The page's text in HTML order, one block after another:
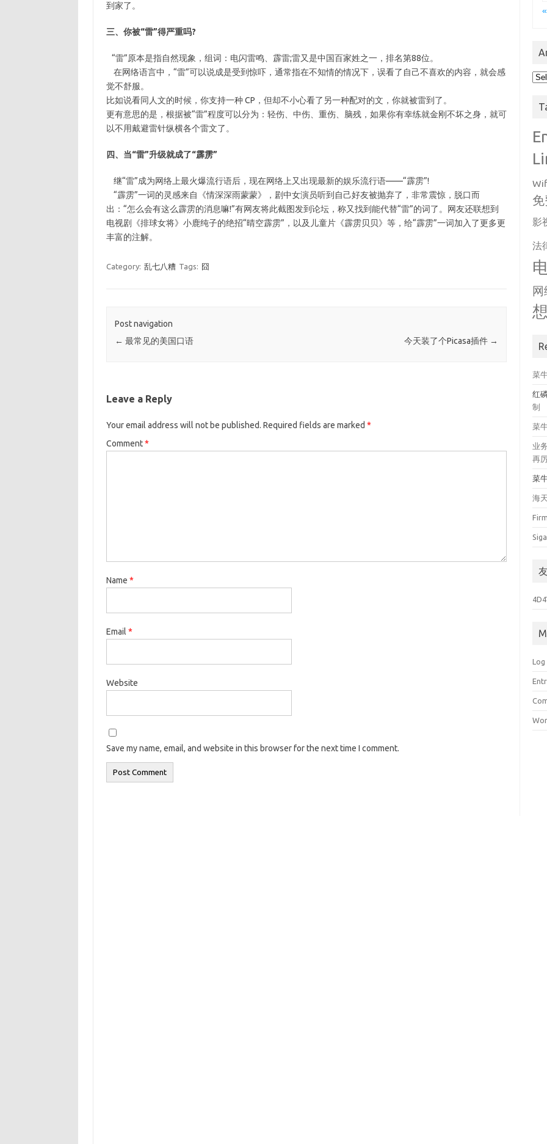
到家了。
三、你被“雷”得严重吗?
“雷”原本是指自然现象，组词：电闪雷鸣、霹雷;雷又是中国百家姓之一，排名第88位。
在网络语言中，“雷”可以说成是受到惊吓，通常指在不知情的情况下，误看了自己不喜欢的内容，就会感
觉不舒服。
比如说看同人文的时候，你支持一种 CP，但却不小心看了另一种配对的文，你就被雷到了。
更有意思的是，根据被“雷”程度可以分为：轻伤、中伤、重伤、脑残，如果你有幸练就金刚不坏之身，就可
以不用戴避雷针纵横各个雷文了。
四、当“雷”升级就成了“霹雳”
继“雷”成为网络上最火爆流行语后，现在网络上又出现最新的娱乐流行语——“霹雳”!
“霹雳”一词的灵感来自《情深深雨蒙蒙》，剧中女演员听到自己好友被抛弃了，非常震惊，脱口而
出：“怎么会有这么霹雳的消息嘛!”有网友将此截图发到论坛，称又找到能代替“雷”的词了。网友还联想到
电视剧《排球女将》小鹿纯子的绝招“晴空霹雳”，以及儿童片《霹雳贝贝》等，给“霹雳”一词加入了更多更
丰富的注解。
Category: 乱七八糟 Tags: 囧
Post navigation
← 最常见的美国口语 今天装了个Picasa插件 →
Leave a Reply
Your email address will not be published. Required fields are marked *
Comment*
Name *
Email *
Website
Save my name, email, and website in this browser for the next time I comment.
影
法
菜
红
制
菜
业
再
菜
海
Log